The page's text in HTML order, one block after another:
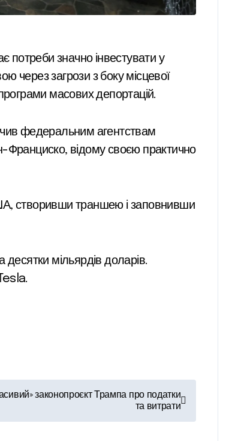
значно інвестувати у
через загрози з боку місцевої
масових депортацій.
федеральним агентствам
Франциско, відому своєю практично
створивши траншею і заповнивши
десятки мільярдів доларів.
законопроєкт Трампа про податки
та витрати